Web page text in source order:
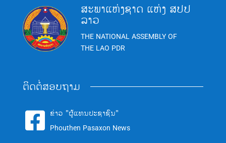
ສະພາແຫ່ງຊາດ ແຫ່ງ ສປປ
ລາວ
THE NATIONAL ASSEMBLY OF
THE LAO PDR
ຕິດຕໍ່ສອບຖາມ
 ຂ່າວ "ຜູ້ແທນປະຊາຊົນ"
Phouthen Pasaxon News